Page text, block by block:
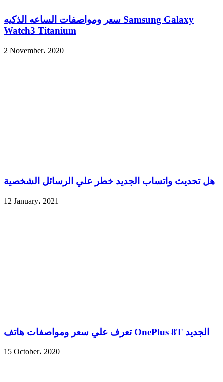
سعر ومواصفات الساعه الذكيه Samsung Galaxy
Watch3 Titanium
2 November، 2020
هل تحديث واتساب الجديد خطر علي الرسائل الشخصية
12 January، 2021
تعرف علي سعر ومواصفات هاتف OnePlus 8T الجديد
15 October، 2020